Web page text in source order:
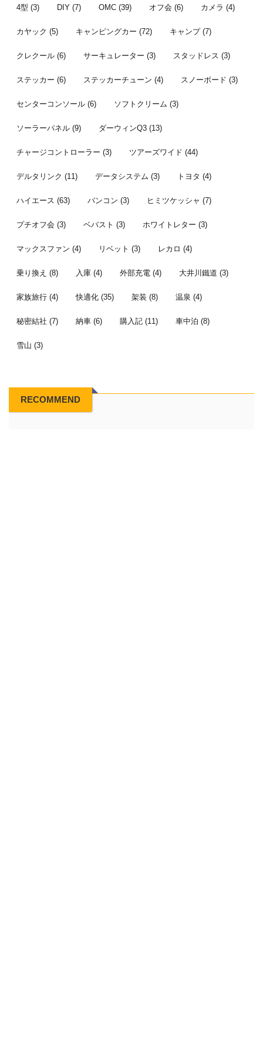
4型 (3) DIY (7) OMC (39) オフ会 (6) カメラ (4)
カヤック (5) キャンピングカー (72) キャンプ(7)
クレクール (6) サーキュレーター (3) スタッドレス (3)
ステッカー (6) ステッカーチューン (4) スノーボード (3)
センターコンソール (6) ソフトクリーム (3)
ソーラーパネル (9) ダーウィンQ3 (13)
チャージコントローラー (3) ツアーズワイド (44)
デルタリンク (11) データシステム (3) トヨタ (4)
ハイエース (63) バンコン (3) ヒミツケッシャ (7)
プチオフ会 (3) ベバスト (3) ホワイトレター (3)
マックスファン (4) リベット (3) レカロ (4)
乗り換え (8) 入庫 (4) 外部充電 (4) 大井川鐵道 (3)
家族旅行 (4) 快適化 (35) 架装 (8) 温泉 (4)
秘密結社 (7) 納車 (6) 購入記 (11) 車中泊 (8)
雪山 (3)
RECOMMEND